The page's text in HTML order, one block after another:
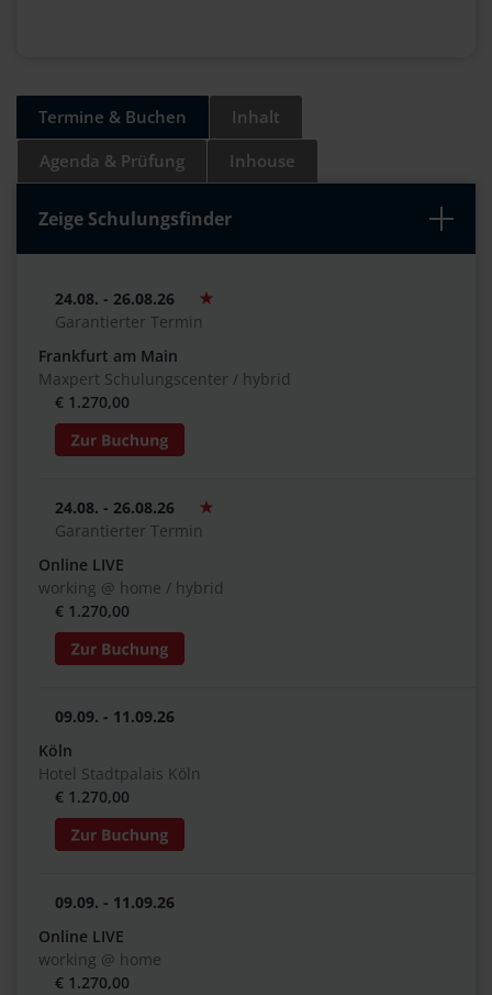
Termine & Buchen
Inhalt
Agenda & Prüfung
Inhouse
Zeige Schulungsfinder
24.08. - 26.08.26
Garantierter Termin
Frankfurt am Main
Maxpert Schulungscenter / hybrid
€ 1.270,00
24.08. - 26.08.26
Garantierter Termin
Online LIVE
working @ home / hybrid
€ 1.270,00
09.09. - 11.09.26
Köln
Hotel Stadtpalais Köln
€ 1.270,00
09.09. - 11.09.26
Online LIVE
working @ home
€ 1.270,00